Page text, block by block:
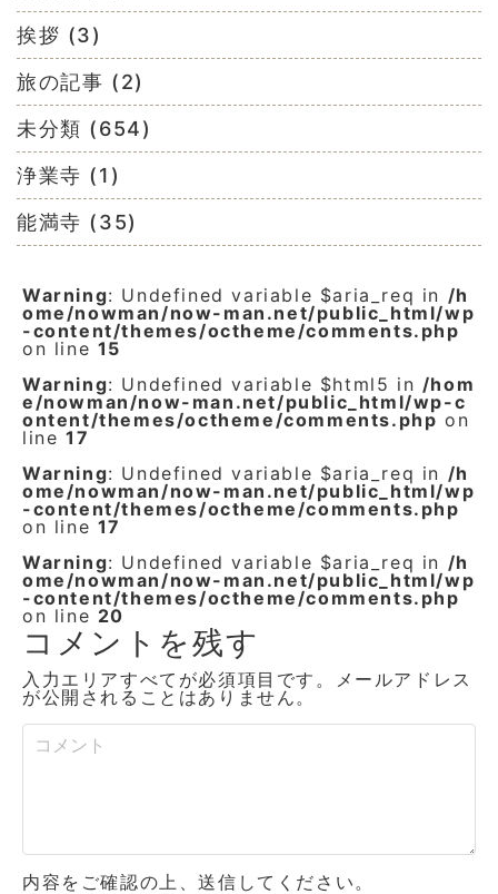
挨拶 (3)
旅の記事 (2)
未分類 (654)
浄業寺 (1)
能満寺 (35)
Warning: Undefined variable $aria_req in /h
ome/nowman/now-man.net/public_html/wp
-content/themes/octheme/comments.php
on line 15
Warning: Undefined variable $html5 in /hom
e/nowman/now-man.net/public_html/wp-c
ontent/themes/octheme/comments.php on
line 17
Warning: Undefined variable $aria_req in /h
ome/nowman/now-man.net/public_html/wp
-content/themes/octheme/comments.php
on line 17
Warning: Undefined variable $aria_req in /h
ome/nowman/now-man.net/public_html/wp
-content/themes/octheme/comments.php
on line 20
コメントを残す
入力エリアすべてが必須項目です。メールアドレス
が公開されることはありません。
内容をご確認の上、送信してください。